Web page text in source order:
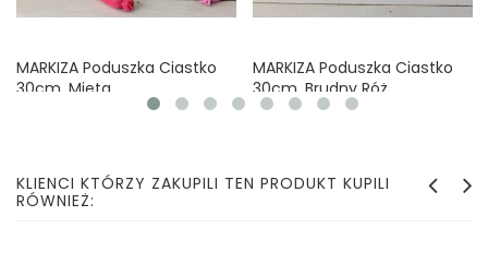
MARKIZA Poduszka Ciastko
30cm, Mięta
MARKIZA Poduszka Ciastko
30cm, Brudny Róż
Cena
65,00 zł
KLIENCI KTÓRZY ZAKUPILI TEN PRODUKT KUPILI
RÓWNIEŻ: